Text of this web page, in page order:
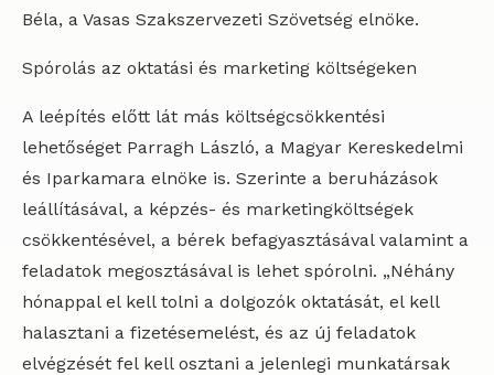
Béla, a Vasas Szakszervezeti Szövetség elnöke.
Spórolás az oktatási és marketing költségeken
A leépítés előtt lát más költségcsökkentési
lehetőséget Parragh László, a Magyar Kereskedelmi
és Iparkamara elnöke is. Szerinte a beruházások
leállításával, a képzés- és marketingköltségek
csökkentésével, a bérek befagyasztásával valamint a
feladatok megosztásával is lehet spórolni. „Néhány
hónappal el kell tolni a dolgozók oktatását, el kell
halasztani a fizetésemelést, és az új feladatok
elvégzését fel kell osztani a jelenlegi munkatársak